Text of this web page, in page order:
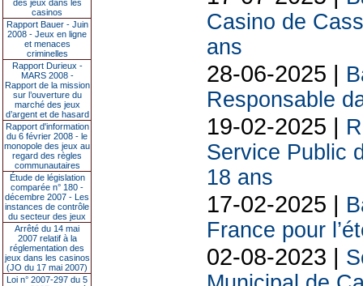
des jeux dans les
casinos
Rapport Bauer - Juin
2008 - Jeux en ligne
et menaces
criminelles
Rapport Durieux -
MARS 2008 -
Rapport de la mission
sur l’ouverture du
marché des jeux
d’argent et de hasard
Rapport d'information
du 6 février 2008 - le
monopole des jeux au
regard des règles
communautaires
Étude de législation
comparée n° 180 -
décembre 2007 - Les
instances de contrôle
du secteur des jeux
Arrêté du 14 mai
2007 relatif à la
réglementation des
jeux dans les casinos
(JO du 17 mai 2007)
Loi n° 2007-297 du 5
Casino de
ans
28-06-2025 |
Responsable
19-02-2025 |
Service Public
18 ans
17-02-2025 |
France pour
02-08-2023 |